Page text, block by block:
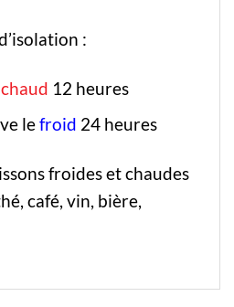
:
chaud 12 heures
lefroid 24 heures
froides et chaudes
café, vin, bière,